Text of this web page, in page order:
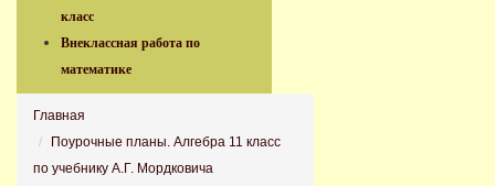
класс
Внеклассная работа по
математике
Главная
Поурочные планы. Алгебра 11 класс
по учебнику А.Г. Мордковича